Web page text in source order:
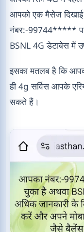
आपको एक मैसेज
नंबर:-99744*****
BSNL 4G डेटाबेस में
इसका मतलब है कि
ही 4g सर्विस आपके
सकते हैं।